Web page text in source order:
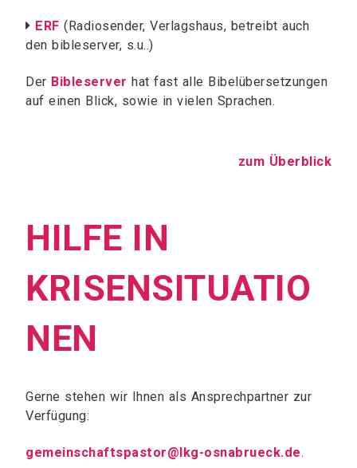
 ERF (Radiosender, Verlagshaus, betreibt auch
den bibleserver, s.u..)
Der Bibleserver hat fast alle Bibelübersetzungen
auf einen Blick, sowie in vielen Sprachen.
zum Überblick
HILFE IN
KRISENSITUATIO
NEN
Gerne stehen wir Ihnen als Ansprechpartner zur
Verfügung:
gemeinschaftspastor@lkg-osnabrueck.de.